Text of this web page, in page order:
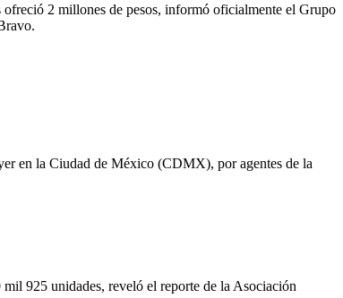
2 millones de pesos, informó oficialmente el Grupo
en la Ciudad de México (CDMX), por agentes de la
925 unidades, reveló el reporte de la Asociación